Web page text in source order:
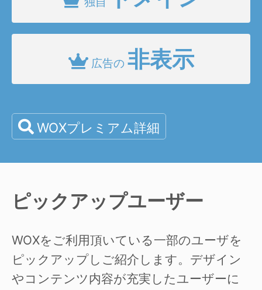
広告の 非表示
WOXプレミアム詳細
ピックアップユーザー
WOXをご利用頂いている一部のユーザを
ピックアップしご紹介します。デザイン
やコンテンツ内容が充実したユーザーに